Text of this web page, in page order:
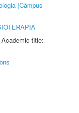
(Câmpus
title: